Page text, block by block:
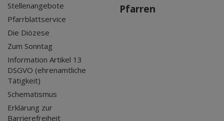
Stellenangebote
Pfarrblattservice
Die Diözese
Zum Sonntag
Information Artikel 13
DSGVO (ehrenamtliche
Tätigkeit)
Schematismus
Erklärung zur
Barrierefreiheit
Pfarren